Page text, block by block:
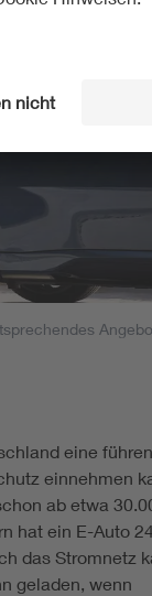
eine
einnehmen
ab etwa
hat ein E-Auto 24
das Stromnetz
geladen, wenn